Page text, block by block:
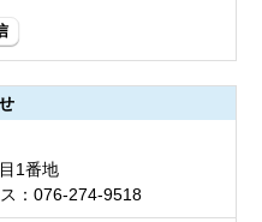
1番地
：076-274-9518